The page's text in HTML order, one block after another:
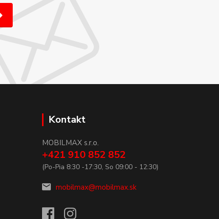
Kontakt
MOBILMAX s.r.o.
+421 910 852 852
(Po-Pia 8:30 -17:30, So 09:00 - 12:30)
mobilmax@mobilmax.sk